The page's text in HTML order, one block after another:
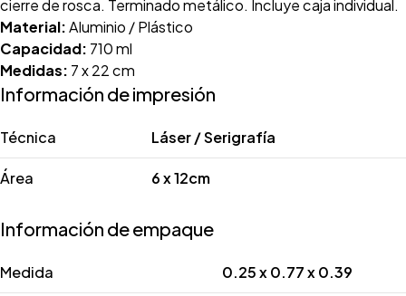
cierre de rosca. Terminado metálico. Incluye caja individual.
Material:Aluminio / Plástico
Capacidad: 710 ml
Medidas: 7 x 22 cm
Información de impresión
Técnica Láser / Serigrafía
Área 6 x 12cm
Información de empaque
Medida 0.25 x 0.77 x 0.39